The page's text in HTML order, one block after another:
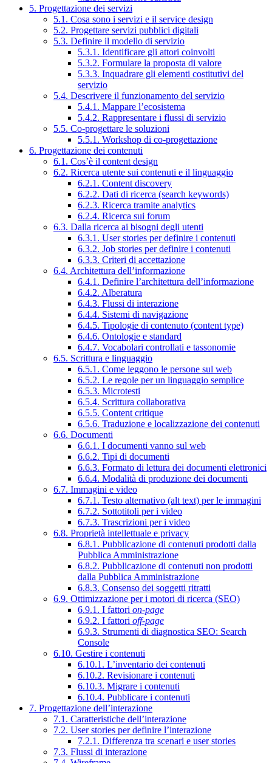
5. Progettazione dei servizi
5.1. Cosa sono i servizi e il service design
5.2. Progettare servizi pubblici digitali
5.3. Definire il modello di servizio
5.3.1. Identificare gli attori coinvolti
5.3.2. Formulare la proposta di valore
5.3.3. Inquadrare gli elementi costitutivi del
servizio
5.4. Descrivere il funzionamento del servizio
5.4.1. Mappare l’ecosistema
5.4.2. Rappresentare i flussi di servizio
5.5. Co-progettare le soluzioni
5.5.1. Workshop di co-progettazione
6. Progettazione dei contenuti
6.1. Cos’è il content design
6.2. Ricerca utente sui contenuti e il linguaggio
6.2.1. Content discovery
6.2.2. Dati di ricerca (search keywords)
6.2.3. Ricerca tramite analytics
6.2.4. Ricerca sui forum
6.3. Dalla ricerca ai bisogni degli utenti
6.3.1. User stories per definire i contenuti
6.3.2. Job stories per definire i contenuti
6.3.3. Criteri di accettazione
6.4. Architettura dell’informazione
6.4.1. Definire l’architettura dell’informazione
6.4.2. Alberatura
6.4.3. Flussi di interazione
6.4.4. Sistemi di navigazione
6.4.5. Tipologie di contenuto (content type)
6.4.6. Ontologie e standard
6.4.7. Vocabolari controllati e tassonomie
6.5. Scrittura e linguaggio
6.5.1. Come leggono le persone sul web
6.5.2. Le regole per un linguaggio semplice
6.5.3. Microtesti
6.5.4. Scrittura collaborativa
6.5.5. Content critique
6.5.6. Traduzione e localizzazione dei contenuti
6.6. Documenti
6.6.1. I documenti vanno sul web
6.6.2. Tipi di documenti
6.6.3. Formato di lettura dei documenti elettronici
6.6.4. Modalità di produzione dei documenti
6.7. Immagini e video
6.7.1. Testo alternativo (alt text) per le immagini
6.7.2. Sottotitoli per i video
6.7.3. Trascrizioni per i video
6.8. Proprietà intellettuale e privacy
6.8.1. Pubblicazione di contenuti prodotti dalla
Pubblica Amministrazione
6.8.2. Pubblicazione di contenuti non prodotti
dalla Pubblica Amministrazione
6.8.3. Consenso dei soggetti ritratti
6.9. Ottimizzazione per i motori di ricerca (SEO)
6.9.1. I fattori on-page
6.9.2. I fattori off-page
6.9.3. Strumenti di diagnostica SEO: Search
Console
6.10. Gestire i contenuti
6.10.1. L’inventario dei contenuti
6.10.2. Revisionare i contenuti
6.10.3. Migrare i contenuti
6.10.4. Pubblicare i contenuti
7. Progettazione dell’interazione
7.1. Caratteristiche dell’interazione
7.2. User stories per definire l’interazione
7.2.1. Differenza tra scenari e user stories
7.3. Flussi di interazione